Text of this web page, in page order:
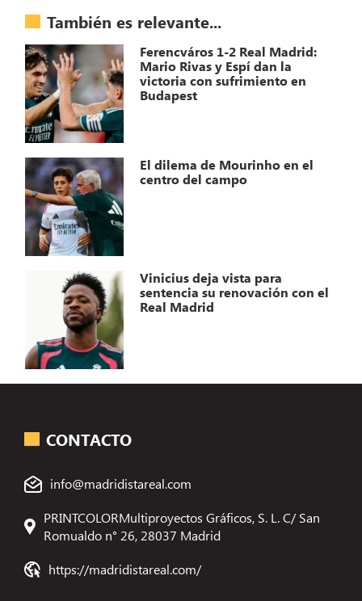
También es relevante...
Ferencváros 1-2 Real Madrid:
Mario Rivas y Espí dan la
victoria con sufrimiento en
Budapest
El dilema de Mourinho en el
centro del campo
Vinicius deja vista para
sentencia su renovación con el
Real Madrid
CONTACTO
info@madridistareal.com
PRINTCOLORMultiproyectos Gráficos, S. L. C/ San
Romualdo n° 26, 28037 Madrid
https://madridistareal.com/